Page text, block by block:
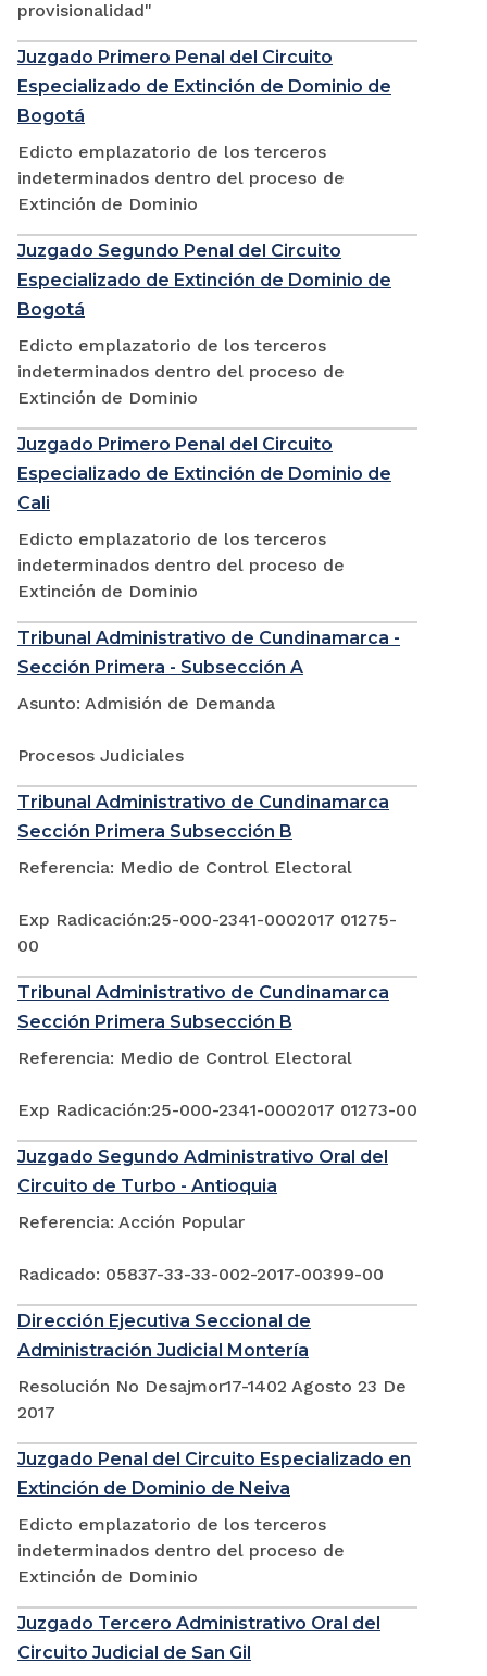
provisionalidad"
Juzgado Primero Penal del Circuito
Especializado de Extinción de Dominio de
Bogotá
Edicto emplazatorio de los terceros
indeterminados dentro del proceso de
Extinción de Dominio
Juzgado Segundo Penal del Circuito
Especializado de Extinción de Dominio de
Bogotá
Edicto emplazatorio de los terceros
indeterminados dentro del proceso de
Extinción de Dominio
Juzgado Primero Penal del Circuito
Especializado de Extinción de Dominio de
Cali
Edicto emplazatorio de los terceros
indeterminados dentro del proceso de
Extinción de Dominio
Tribunal Administrativo de Cundinamarca -
Sección Primera - Subsección A
Asunto: Admisión de Demanda
Procesos Judiciales
Tribunal Administrativo de Cundinamarca
Sección Primera Subsección B
Referencia: Medio de Control Electoral
Exp Radicación:25-000-2341-0002017 01275-
00
Tribunal Administrativo de Cundinamarca
Sección Primera Subsección B
Referencia: Medio de Control Electoral
Exp Radicación:25-000-2341-0002017 01273-00
Juzgado Segundo Administrativo Oral del
Circuito de Turbo - Antioquia
Referencia: Acción Popular
Radicado: 05837-33-33-002-2017-00399-00
Dirección Ejecutiva Seccional de
Administración Judicial Montería
Resolución No Desajmor17-1402 Agosto 23 De
2017
Juzgado Penal del Circuito Especializado en
Extinción de Dominio de Neiva
Edicto emplazatorio de los terceros
indeterminados dentro del proceso de
Extinción de Dominio
Juzgado Tercero Administrativo Oral del
Circuito Judicial de San Gil